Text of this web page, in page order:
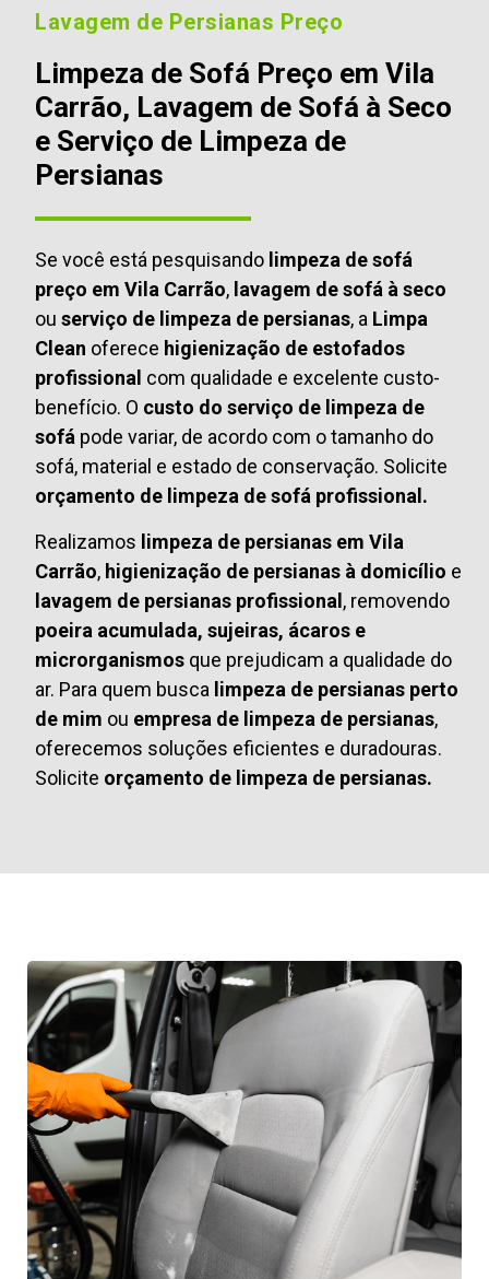
Lavagem de Persianas Preço
Limpeza de Sofá Preço em Vila
Carrão, Lavagem de Sofá à Seco
e Serviço de Limpeza de
Persianas
Se você está pesquisando limpeza de sofá
preço em Vila Carrão, lavagem de sofá à seco
ou serviço de limpeza de persianas, a Limpa
Clean oferece higienização de estofados
profissional com qualidade e excelente custo-
benefício. O custo do serviço de limpeza de
sofá pode variar, de acordo com o tamanho do
sofá, material e estado de conservação. Solicite
orçamento de limpeza de sofá profissional.
Realizamos limpeza de persianas em Vila
Carrão, higienização de persianas à domicílio e
lavagem de persianas profissional, removendo
poeira acumulada, sujeiras, ácaros e
microrganismos que prejudicam a qualidade do
ar. Para quem busca limpeza de persianas perto
de mim ou empresa de limpeza de persianas,
oferecemos soluções eficientes e duradouras.
Solicite orçamento de limpeza de persianas.